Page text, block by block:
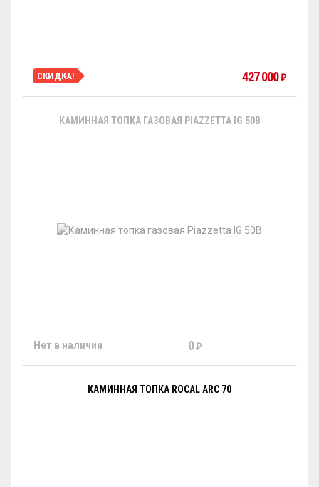
СКИДКА! 427 000₽
КАМИННАЯ ТОПКА ГАЗОВАЯ PIAZZETTA IG 50B
Нет в наличии 0₽
КАМИННАЯ ТОПКА ROCAL ARC 70